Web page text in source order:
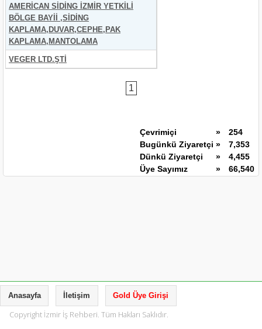
AMERİCAN SİDİNG İZMİR YETKİLİ
BÖLGE BAYİİ ,SİDİNG
KAPLAMA,DUVAR,CEPHE,PAK
KAPLAMA,MANTOLAMA
VEGER LTD.ŞTİ
1
Çevrimiçi »
254
Bugünkü Ziyaretçi »
7,353
Dünkü Ziyaretçi
»
4,455
Üye Sayımız
» 66,540
Anasayfa İletişim Gold Üye Girişi
Copyright İzmir İş Rehberi. Tüm Hakları Saklıdır.